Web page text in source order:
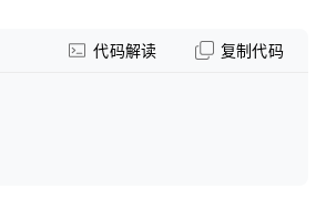
代码解读 复制代码